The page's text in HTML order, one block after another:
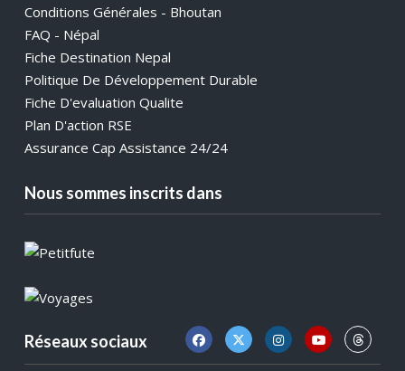
Conditions Générales - Bhoutan
FAQ - Népal
Fiche Destination Nepal
Politique De Développement Durable
Fiche D'evaluation Qualite
Plan D'action RSE
Assurance Cap Assistance 24/24
Nous sommes inscrits dans
Réseaux sociaux